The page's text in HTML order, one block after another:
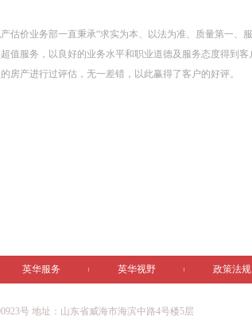
估价业务部一直秉承“求实为本、以法为准、质量第一、
值服务，以良好的业务水平和职业道德及服务态度得到
房产进行过评估，无一差错，以此赢得了客户的好评。
英华服务 英华视野 政策法规
号 地址：山东省威海市海滨中路4号楼5层